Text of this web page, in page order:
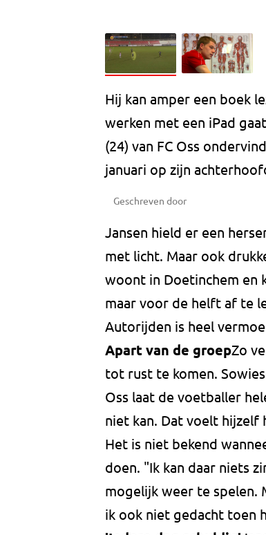
Hij kan amper een boek
werken met een iPad
(24) van FC Oss
januari op zijn
Geschreven door
Jansen hield er een
met licht. Maar ook
woont in Doetinchem en
maar voor de helft af te
Autorijden is heel
Apart van de groepZo
tot rust te komen.
Oss laat de voetballer
niet kan. Dat voelt hijzelf
Het is niet bekend
doen. "Ik kan daar niets
mogelijk weer te spelen.
ik ook niet gedacht toen